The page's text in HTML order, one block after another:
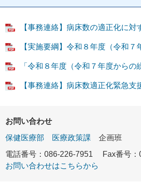
【事務連絡】病床数の適正化に
【実施要綱】令和８年度（令和
「令和８年度（令和７年度から
【事務連絡】病床数適正化緊急
お問い合わせ
保健医療部
医療政策課
企画班
電話番号：086-226-7951
Fax番号
お問い合わせはこちらから